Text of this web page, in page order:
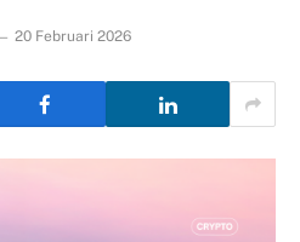
20 Februari 2026